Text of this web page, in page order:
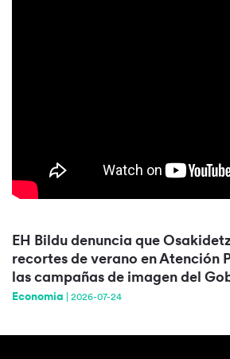
EH Bildu denuncia que
recortes de verano en Atención
las campañas de imagen del
Economia 2026-07-24